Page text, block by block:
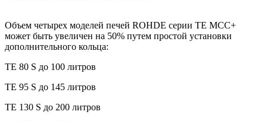
Объем четырех моделей печей ROHDE серии TE MCC+
может быть увеличен на 50% путем простой установки
дополнительного кольца:
TE 80 S до 100 литров
TE 95 S до 145 литров
TE 130 S до 200 литров